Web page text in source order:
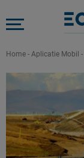
Home - Aplicatie Mobil -